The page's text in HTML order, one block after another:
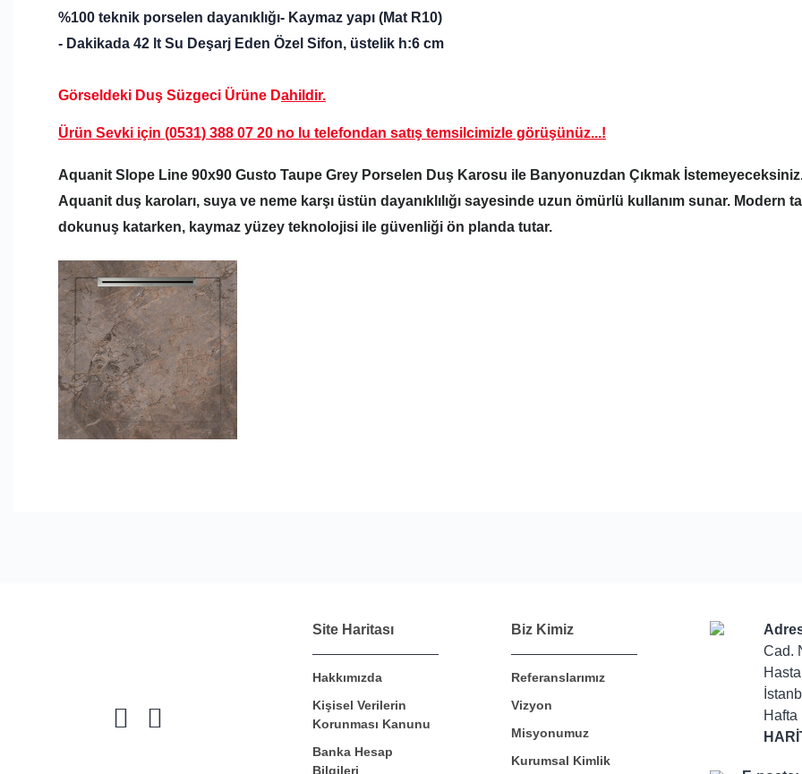
%100 teknik porselen dayanıklığı- Kaymaz yapı (Mat R10)
- Dakikada 42 lt Su Deşarj Eden Özel Sifon, üstelik h:6 cm
Görseldeki Duş Süzgeci Ürüne Dahildir.
Ürün Sevki için (0531) 388 07 20 no lu telefondan satış temsilcimizle görüşünüz...!
Aquanit Slope Line 90x90 Gusto Taupe Grey Porselen Duş Karosu ile Banyonuzdan Çıkmak
Aquanit duş karoları, suya ve neme karşı üstün dayanıklılığı sayesinde uzun ömürlü kullanım sunar. Modern
dokunuş katarken, kaymaz yüzey teknolojisi ile güvenliği ön planda tutar.
Bu ürüne ilk yorumu siz yapın!
Yorum Yaz
Site Haritası
Hakkımızda
Kişisel Verilerin
Korunması Kanunu
Banka Hesap
Bilgileri
Biz Kimiz
Referanslarımız
Vizyon
Misyonumuz
Kurumsal Kimlik
Cad.
Hafta